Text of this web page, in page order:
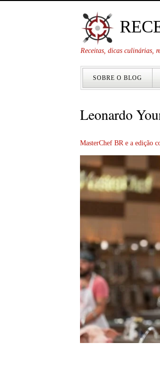
Receitas, dicas culinárias,
SOBRE O BLOG
Leonardo
MasterChef BR e a edição